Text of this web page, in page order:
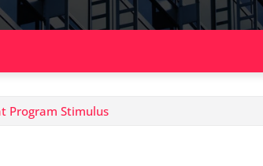
Program Stimulus